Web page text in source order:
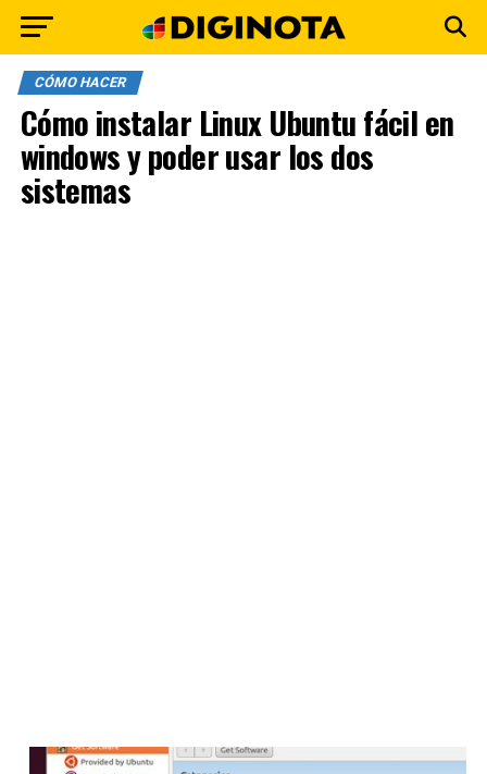
CÓMO HACER
Cómo instalar Linux Ubuntu fácil en
windows y poder usar los dos
sistemas